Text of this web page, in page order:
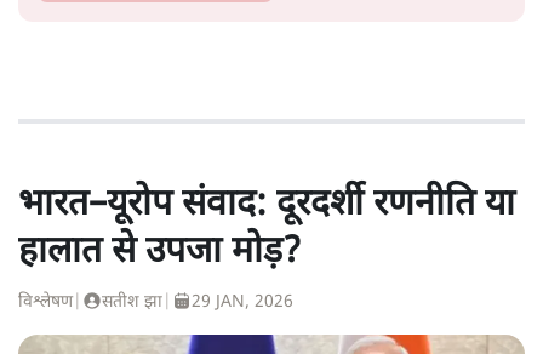
भारत–यूरोप संवाद: दूरदर्शी रणनीति या
हालात से उपजा मोड़?
विश्लेषण| सतीश झा 29 JAN, 2026